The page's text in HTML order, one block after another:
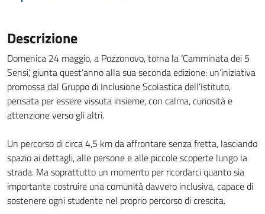
Descrizione
Domenica 24 maggio, a Pozzonovo, torna la ‘Camminata dei 5
Sensi’, giunta quest’anno alla sua seconda edizione: un’iniziativa
promossa dal Gruppo di Inclusione Scolastica dell’Istituto,
pensata per essere vissuta insieme, con calma, curiosità e
attenzione verso gli altri.
Un percorso di circa 4,5 km da affrontare senza fretta, lasciando
spazio ai dettagli, alle persone e alle piccole scoperte lungo la
strada. Ma soprattutto un momento per ricordarci quanto sia
importante costruire una comunità davvero inclusiva, capace di
sostenere ogni studente nel proprio percorso di crescita.